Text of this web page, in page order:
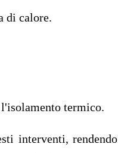
di calore.
termico.
interventi, rendendo